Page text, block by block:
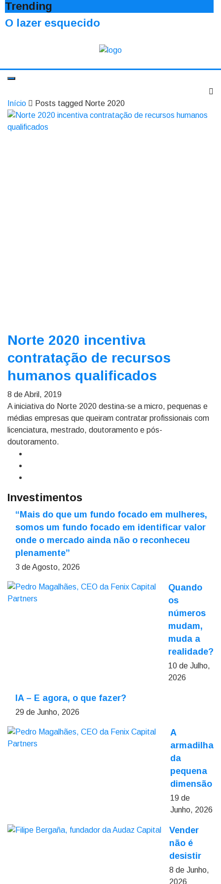
Trending
O lazer esquecido
Início Posts tagged Norte 2020
Norte 2020 incentiva
contratação de recursos
humanos qualificados
8 de Abril, 2019
A iniciativa do Norte 2020 destina-se a micro, pequenas e
médias empresas que queiram contratar profissionais com
licenciatura, mestrado, doutoramento e pós-
doutoramento.
Investimentos
“Mais do que um fundo focado em mulheres,
somos um fundo focado em identificar valor
onde o mercado ainda não o reconheceu
plenamente”
3 de Agosto, 2026
Quando
os
números
mudam,
muda a
realidade?
10 de Julho,
2026
IA – E agora, o que fazer?
29 de Junho, 2026
A
armadilha
da
pequena
dimensão
19 de
Junho, 2026
Vender
não é
desistir
8 de Junho,
2026